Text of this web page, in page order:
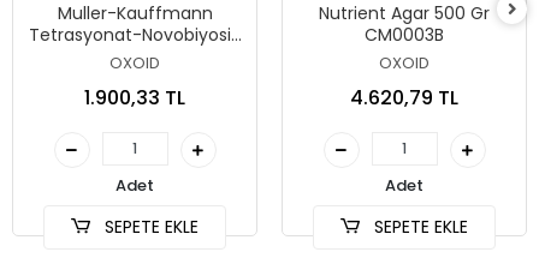
Muller-Kauffmann
Tetrasyonat-Novobiyosin
Broth (MkTTn) 500 Gr
OXOID
1.900,33 TL
Adet
SEPETE EKLE
Nutrient Agar 500 Gr
CM0003B
OXOID
4.620,79 TL
Adet
SEPETE EKLE